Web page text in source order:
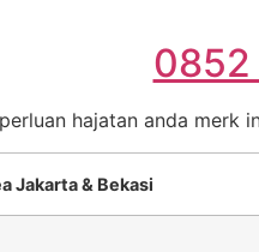
hajatan anda merk
Jakarta & Bekasi